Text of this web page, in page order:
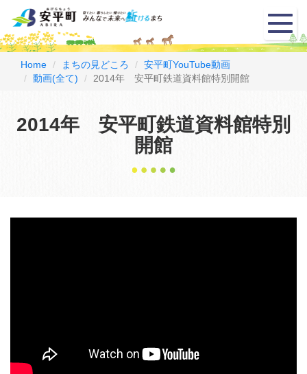
メ
ニ
ュ
Home まちの見どころ
安平町YouTube動画
動画(全て)
2014年 安平町鉄道資料館特別開館
2014年 安平町鉄道資料館特別
開館